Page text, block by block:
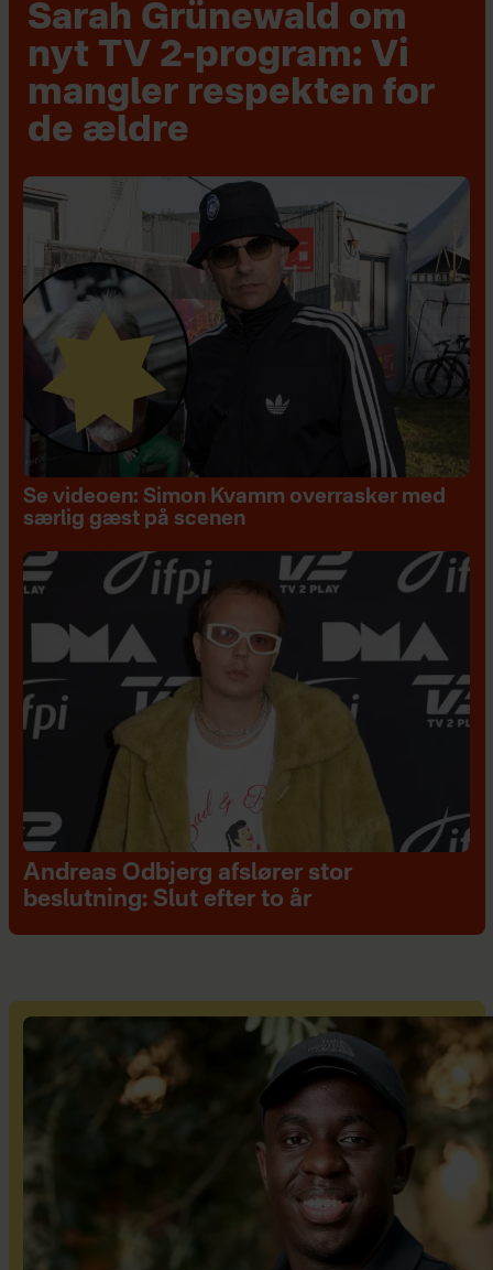
Sarah Grünewald om
nyt TV 2-program: Vi
mangler respekten for
de ældre
Se videoen: Simon Kvamm overrasker med
særlig gæst på scenen
Andreas Odbjerg afslører stor
beslutning: Slut efter to år